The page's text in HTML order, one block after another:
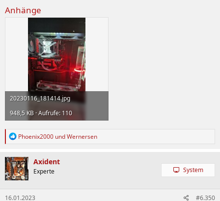
Anhänge
20230116_181414.jpg
948,5 KB · Aufrufe: 110
R
k
t
i
o
n
e
Phoenix2000 undWernersen
Axident
Experte System
16.01.2023 #6.350